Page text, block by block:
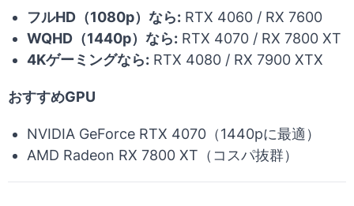
フルHD（1080p）なら: RTX 4060 / RX 7600
WQHD（1440p）なら: RTX 4070 / RX 7800 XT
4Kゲーミングなら: RTX 4080 / RX 7900 XTX
おすすめGPU
NVIDIA GeForce RTX 4070（1440pに最適）
AMD Radeon RX 7800 XT（コスパ抜群）